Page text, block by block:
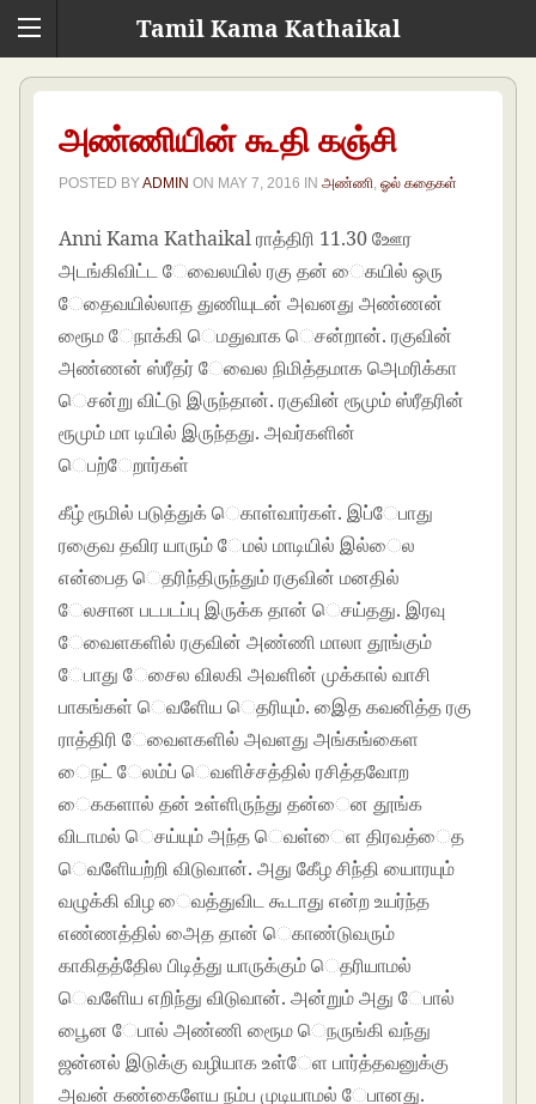
Tamil Kama Kathaikal
அண்ணியின் கூதி கஞ்சி
POSTED BYADMIN ON MAY 7, 2016 INஅண்ணி ,ஓல் கதைகள்
Anni Kama Kathaikal ராத்திரி 11.30 ஊேர
அடங்கிவிட்ட ேவைலயில் ரகு தன் ைகயில் ஒரு
ேதைவயில்லாத துணியுடன் அவனது அண்ணன்
ரூைம ேநாக்கி ெமதுவாக ெசன்றான். ரகுவின்
அண்ணன் ஸ்ரீதர் ேவைல நிமித்தமாக அெமரிக்கா
ெசன்று விட்டு இருந்தான். ரகுவின் ரூமும் ஸ்ரீதரின்
ரூமும் மா டியில் இருந்தது. அவர்களின்
ெபற்ேறார்கள்
கீழ் ரூமில் படுத்துக் ெகாள்வார்கள். இப்ேபாது
ரகுைவ தவிர யாரும் ேமல் மாடியில் இல்ைல
என்பைத ெதரிந்திருந்தும் ரகுவின் மனதில்
ேலசான படபடப்பு இருக்க தான் ெசய்தது. இரவு
ேவைளகளில் ரகுவின் அண்ணி மாலா தூங்கும்
ேபாது ேசைல விலகி அவளின் முக்கால் வாசி
பாகங்கள் ெவளிேய ெதரியும். இைத கவனித்த ரகு
ராத்திரி ேவைளகளில் அவளது அங்கங்கைள
ைநட் ேலம்ப் ெவளிச்சத்தில் ரசித்தவாேற
ைககளால் தன் உள்ளிருந்து தன்ைன தூங்க
விடாமல் ெசய்யும் அந்த ெவள்ைள திரவத்ைத
ெவளிேயற்றி விடுவான். அது கீேழ சிந்தி யாைரயும்
வழுக்கி விழ ைவத்துவிட கூடாது என்ற உயர்ந்த
எண்ணத்தில் அைத தான் ெகாண்டுவரும்
காகிதத்திேல பிடித்து யாருக்கும் ெதரியாமல்
ெவளிேய எறிந்து விடுவான். அன்றும் அது ேபால்
பூைன ேபால் அண்ணி ரூைம ெநருங்கி வந்து
ஜன்னல் இடுக்கு வழியாக உள்ேள பார்த்தவனுக்கு
அவன் கண்கைளேய நம்ப முடியாமல் ேபானது.